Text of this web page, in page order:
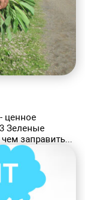
ценное
Зеленые
заправить...